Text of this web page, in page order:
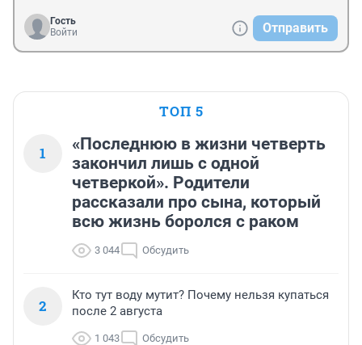
Гость
Войти
Отправить
ТОП 5
1
«Последнюю в жизни четверть
закончил лишь с одной
четверкой». Родители
рассказали про сына, который
всю жизнь боролся с раком
3 044 Обсудить
2
Кто тут воду мутит? Почему нельзя купаться
после 2 августа
1 043 Обсудить